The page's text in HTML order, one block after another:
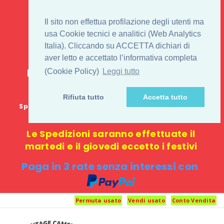
Il sito non effettua profilazione degli utenti ma
usa Cookie tecnici e analitici (Web Analytics
Italia). Cliccando su ACCETTA dichiari di
aver letto e accettato l’informativa completa
(Cookie Policy) Leggi tutto
Rifiuta tutto Accetta tutto
IL 1° STORE ON LINE
PENTAX USATO E
NUOVO
E-commerce 100% online: nessun
negozio fisico o punto di ritiro
Spedizione GRATUITA in Italia con spesa minima di
Le Spedizioni saranno effettuate il
martedi e il giovedi eccetto i festivi
Paga in 3 rate senza interessi con
Permuta usato Vendi usato Conto Vendita